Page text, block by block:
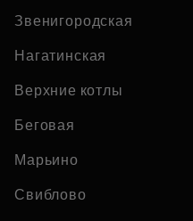
Звенигородская
Нагатинская
Верхние котлы
Беговая
Марьино
Свиблово